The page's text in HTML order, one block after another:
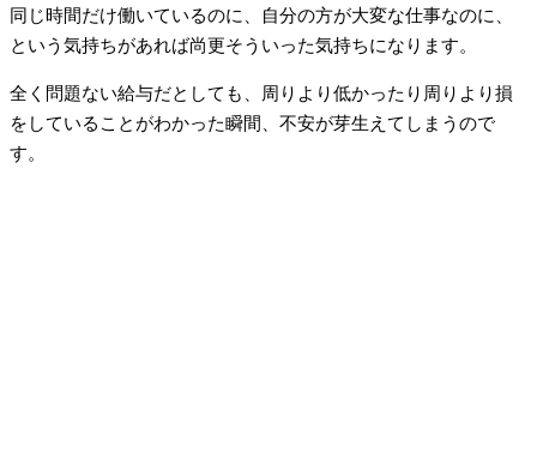
同じ時間だけ働いているのに、自分の方が大変な仕事なのに、
という気持ちがあれば尚更そういった気持ちになります。
全く問題ない給与だとしても、周りより低かったり周りより損
をしていることがわかった瞬間、不安が芽生えてしまうので
す。